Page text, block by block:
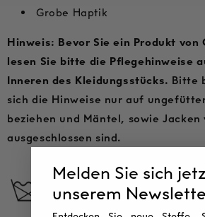
Grobe Haptik
Hinweis: Bevor Sie ein Produkt von
lesen Sie bitte die Pflegehinweise
Inneren des Kleidungsstücks. Bitte
sich die Hinweise nur auf
beziehen und Mäntel, sowie Jacken
ausgeschlossen sind.
Melden Sie sich
unserem